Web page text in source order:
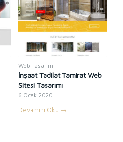
Web Tasarım
İnşaat Tadilat Tamirat Web
Sitesi Tasarımı
6 Ocak 2020
Devamını Oku →